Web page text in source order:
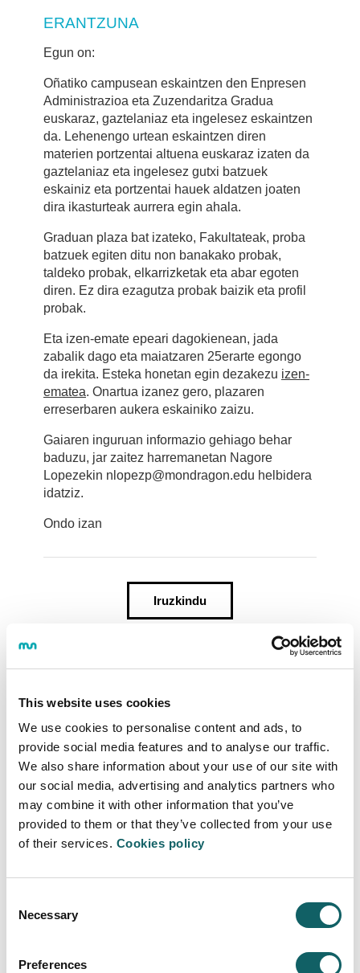
This website uses cookies
We use cookies to personalise content and ads, to
provide social media features and to analyse our traffic.
We also share information about your use of our site with
our social media, advertising and analytics partners who
may combine it with other information that you’ve
provided to them or that they’ve collected from your use
of their services. Cookies policy
Selection
Necessary
Preferences
ERANTZUNA
Egun on:
Oñatiko campusean eskaintzen den Enpresen
Administrazioa eta Zuzendaritza Gradua
euskaraz, gaztelaniaz eta ingelesez eskaintzen
da. Lehenengo urtean eskaintzen diren
materien portzentai altuena euskaraz izaten da
gaztelaniaz eta ingelesez gutxi batzuek
eskainiz eta portzentai hauek aldatzen joaten
dira ikasturteak aurrera egin ahala.
Graduan plaza bat izateko, Fakultateak, proba
batzuek egiten ditu non banakako probak,
taldeko probak, elkarrizketak eta abar egoten
diren. Ez dira ezagutza probak baizik eta profil
probak.
Eta izen-emate epeari dagokienean, jada
zabalik dago eta maiatzaren 25erarte egongo
da irekita. Esteka honetan egin dezakezu izen-
ematea. Onartua izanez gero, plazaren
erreserbaren aukera eskainiko zaizu.
Gaiaren inguruan informazio gehiago behar
baduzu, jar zaitez harremanetan Nagore
Lopezekin nlopezp@mondragon.edu helbidera
idatziz.
Ondo izan
Iruzkindu
He inscrito a mi hijo, que actualmente, está
cursando Batxi 1, a la jornada de puertas
abiertas de Ingeniería Mecatrónica. el próximo 7
de marzo a las 11:00 ¿Podrías explicarme
brevemente en que consistirá? tan solo sesión
informativa o también visita a las instalaciones?
¿Cuánto tiempo durará?
Mónica(Deba) Mon Feb 16 13:47:45 GMT
En la jornada de puertas abiertas, además de la